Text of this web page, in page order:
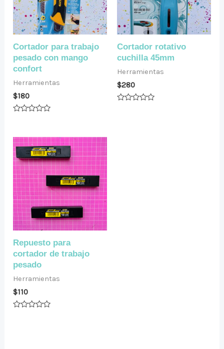
Cortador para trabajo
pesado con mango
confort
Herramientas
$180
de
5
Cortador rotativo
cuchilla 45mm
Herramientas
$280
Repuesto para
cortador de trabajo
pesado
Herramientas
$110